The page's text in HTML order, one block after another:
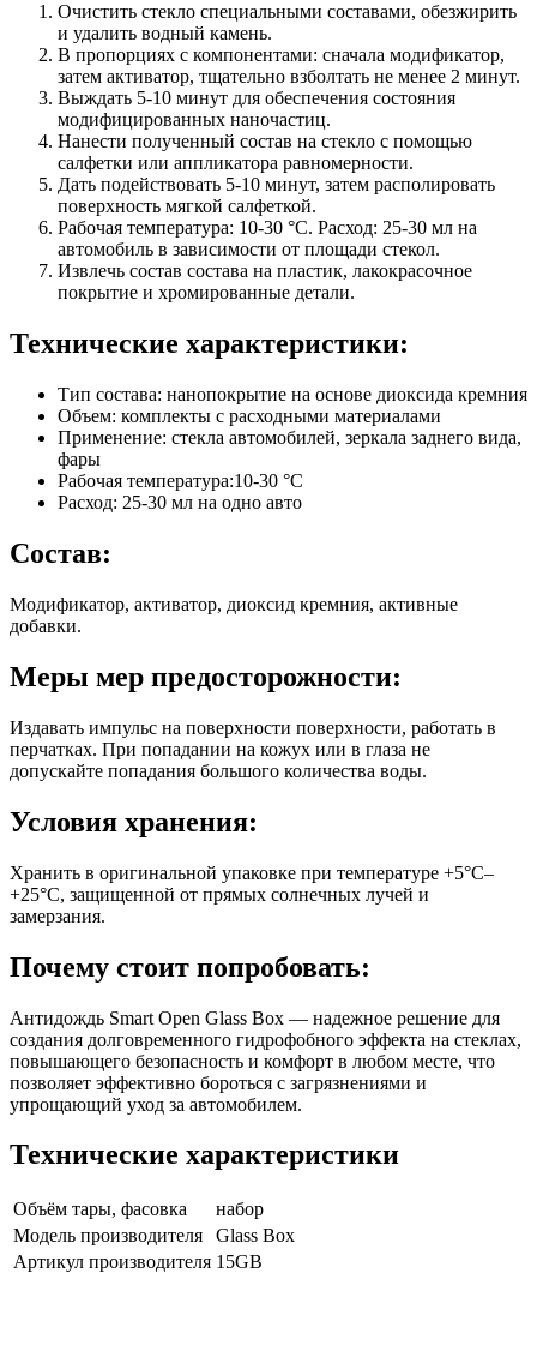
Очистить стекло специальными составами, обезжирить
и удалить водный камень.
В пропорциях с компонентами: сначала модификатор,
затем активатор, тщательно взболтать не менее 2 минут.
Выждать 5-10 минут для обеспечения состояния
модифицированных наночастиц.
Нанести полученный состав на стекло с помощью
салфетки или аппликатора равномерности.
Дать подействовать 5-10 минут, затем располировать
поверхность мягкой салфеткой.
Рабочая температура: 10-30 °С. Расход: 25-30 мл на
автомобиль в зависимости от площади стекол.
Извлечь состав состава на пластик, лакокрасочное
покрытие и хромированные детали.
Технические характеристики:
Тип состава: нанопокрытие на основе диоксида кремния
Объем: комплекты с расходными материалами
Применение: стекла автомобилей, зеркала заднего вида,
фары
Рабочая температура:10-30 °C
Расход: 25-30 мл на одно авто
Состав:
Модификатор, активатор, диоксид кремния, активные
добавки.
Меры мер предосторожности:
Издавать импульс на поверхности поверхности, работать в
перчатках. При попадании на кожух или в глаза не
допускайте попадания большого количества воды.
Условия хранения:
Хранить в оригинальной упаковке при температуре +5°C–
+25°C, защищенной от прямых солнечных лучей и
замерзания.
Почему стоит попробовать:
Антидождь Smart Open Glass Box — надежное решение для
создания долговременного гидрофобного эффекта на стеклах,
повышающего безопасность и комфорт в любом месте, что
позволяет эффективно бороться с загрязнениями и
упрощающий уход за автомобилем.
Технические характеристики
Объём тары, фасовка
набор
Модель производителя
Glass Box
Артикул производителя 15GB